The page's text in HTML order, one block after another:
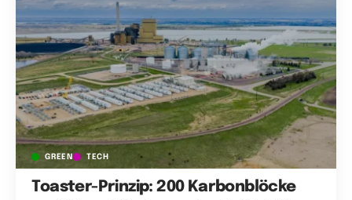
GREEN TECH
Toaster-Prinzip: 200 Karbonblöcke